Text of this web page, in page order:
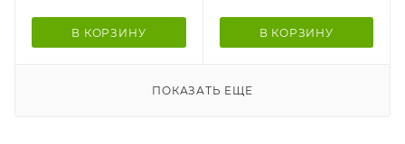
В КОРЗИНУ В КОРЗИНУ
ПОКАЗАТЬ ЕЩЕ